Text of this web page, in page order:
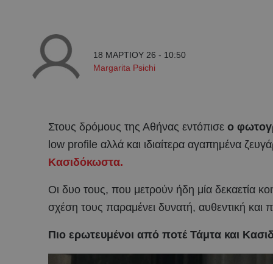
18 ΜΑΡΤΙΟΥ 26 - 10:50
Margarita Psichi
Στους δρόμους της Αθήνας εντόπισε ο
low profile αλλά και ιδιαίτερα αγαπημένα
Κασιδόκωστα.
Οι δυο τους, που μετρούν ήδη μία δεκαετία
σχέση τους παραμένει δυνατή, αυθεντική και
Πιο ερωτευμένοι από ποτέ Τάμτα και